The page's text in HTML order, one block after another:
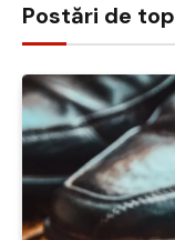
Postări de top